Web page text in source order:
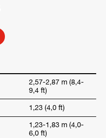
2,57-2,87 m (8,4-
9,4 ft)
1,23 (4,0 ft)
1,23-1,83 m (4,0-
6,0 ft)